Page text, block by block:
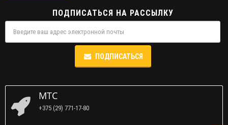
ПОДПИСАТЬСЯ НА РАССЫЛКУ
ПОДПИСАТЬСЯ
МТС
+375 (29) 771-17-80